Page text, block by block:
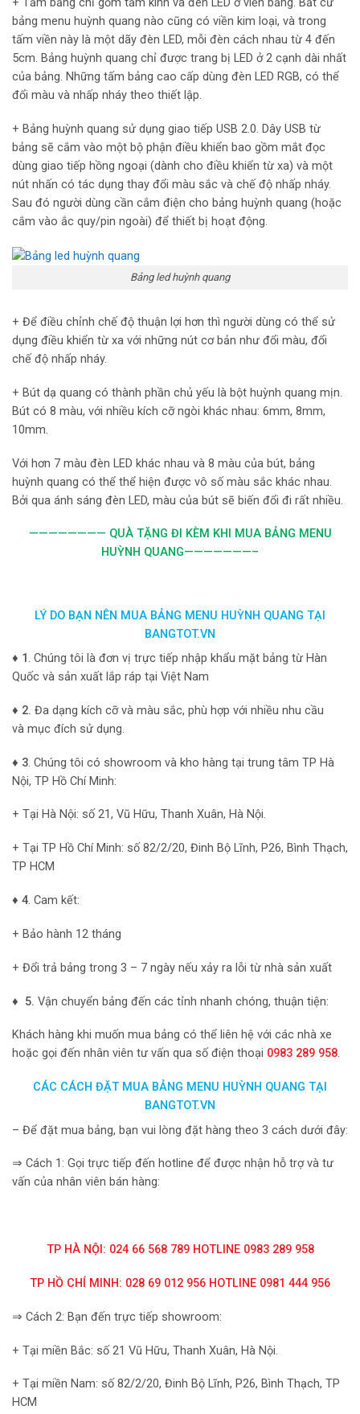
+ Tấm bảng chỉ gồm tấm kính và đèn LED ở viền bảng. Bất cứ
bảng menu huỳnh quang nào cũng có viền kim loại, và trong
tấm viền này là một dãy đèn LED, mỗi đèn cách nhau từ 4 đến
5cm. Bảng huỳnh quang chỉ được trang bị LED ở 2 cạnh dài nhất
của bảng. Những tấm bảng cao cấp dùng đèn LED RGB, có thể
đổi màu và nhấp nháy theo thiết lập.
+ Bảng huỳnh quang sử dụng giao tiếp USB 2.0. Dây USB từ
bảng sẽ cắm vào một bộ phận điều khiển bao gồm mắt đọc
dùng giao tiếp hồng ngoại (dành cho điều khiển từ xa) và một
nút nhấn có tác dụng thay đổi màu sắc và chế độ nhấp nháy.
Sau đó người dùng cần cắm điện cho bảng huỳnh quang (hoặc
cắm vào ắc quy/pin ngoài) để thiết bị hoạt động.
Bảng led huỳnh quang
+ Để điều chỉnh chế độ thuận lợi hơn thì người dùng có thể sử
dụng điều khiển từ xa với những nút cơ bản như đổi màu, đổi
chế độ nhấp nháy.
+ Bút dạ quang có thành phần chủ yếu là bột huỳnh quang mịn.
Bút có 8 màu, với nhiều kích cỡ ngòi khác nhau: 6mm, 8mm,
10mm.
Với hơn 7 màu đèn LED khác nhau và 8 màu của bút, bảng
huỳnh quang có thể thể hiện được vô số màu sắc khác nhau.
Bởi qua ánh sáng đèn LED, màu của bút sẽ biến đổi đi rất nhiều.
———————— QUÀ TẶNG ĐI KÈM KHI MUA BẢNG MENU
HUỲNH QUANG———————–
LÝ DO BẠN NÊN MUA BẢNG MENU HUỲNH QUANG TẠI
BANGTOT.VN
♦ 1 . Chúng tôi là đơn vị trực tiếp nhập khẩu mặt bảng từ Hàn
Quốc và sản xuất lắp ráp tại Việt Nam
♦ 2. Đa dạng kích cỡ và màu sắc, phù hợp với nhiều nhu cầu
và mục đích sử dụng.
♦ 3. Chúng tôi có showroom và kho hàng tại trung tâm TP Hà
Nội, TP Hồ Chí Minh:
+ Tại Hà Nội: số 21, Vũ Hữu, Thanh Xuân, Hà Nội.
+ Tại TP Hồ Chí Minh: số 82/2/20, Đinh Bộ Lĩnh, P26, Bình Thạch,
TP HCM
♦ 4. Cam kết:
+ Bảo hành 12 tháng
+ Đổi trả bảng trong 3 – 7 ngày nếu xảy ra lỗi từ nhà sản xuất
♦ 5. Vận chuyển bảng đến các tỉnh nhanh chóng, thuận tiện:
Khách hàng khi muốn mua bảng có thể liên hệ với các nhà xe
hoặc gọi đến nhân viên tư vấn qua số điện thoại 0983 289 958.
CÁC CÁCH ĐẶT MUA BẢNG MENU HUỲNH QUANG TẠI
BANGTOT.VN
– Để đặt mua bảng, bạn vui lòng đặt hàng theo 3 cách dưới đây:
⇒ Cách 1: Gọi trực tiếp đến hotline để được nhận hỗ trợ và tư
vấn của nhân viên bán hàng:
TP HÀ NỘI: 024 66 568 789 HOTLINE 0983 289 958
TP HỒ CHÍ MINH: 028 69 012 956 HOTLINE 0981 444 956
⇒ Cách 2: Bạn đến trực tiếp showroom:
+ Tại miền Bắc: số 21 Vũ Hữu, Thanh Xuân, Hà Nội.
+ Tại miền Nam: số 82/2/20, Đinh Bộ Lĩnh, P26, Bình Thạch, TP
HCM